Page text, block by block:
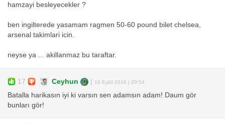
hamzayi besleyecekler ?
ben ingilterede yasamam ragmen 50-60 pound bilet chelsea,
arsenal takimlari icin.
neyse ya ... akillanmaz bu taraftar.
17 Ceyhun | 16 Eylül 2016 | 20:54
Batalla harikasın iyi ki varsın sen adamsın adam! Daum gör
bunları gör!